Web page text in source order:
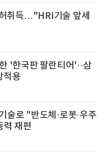
취득…"HRI기술 앞세
'한국판 팔란티어'··삼
적용
술로 "반도체·로봇·우주
력 재편